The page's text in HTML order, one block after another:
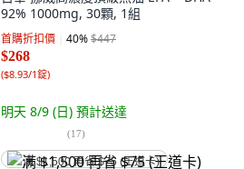
92% 1000mg, 30顆, 1組
首購折扣價 40%$447
$268
($8.93/1錠)
明天 8/9 (日) 預計送達
(17)
满 $1,500 再省 $75 (王道卡)